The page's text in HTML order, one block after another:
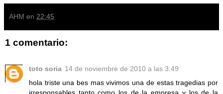
AHM en 22:45
1 comentario:
toto soria 14 de noviembre de 2010 a las 3:49
hola triste una bes mas vivimos una de estas tragedias por
irresponsables tanto como los de la empresa y los de la